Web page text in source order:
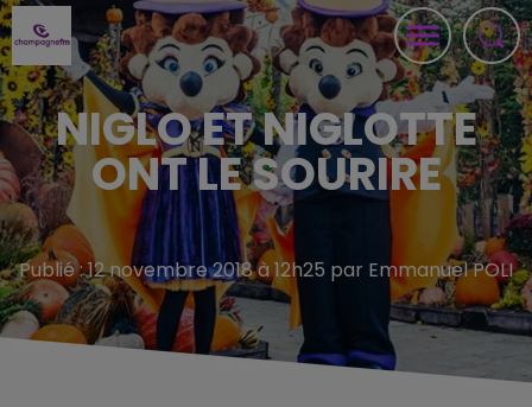
NIGLO ET NIGLOTTE
ONT LE SOURIRE
Publié : 12 novembre 2018 à 12h25 par Emmanuel POLI